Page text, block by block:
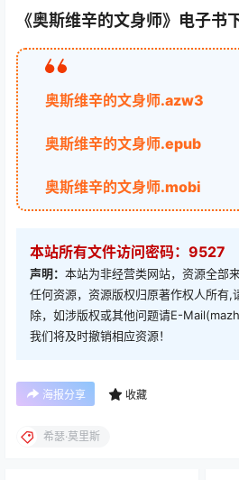
《奥斯维辛的文身师》电子书
奥斯维辛的文身师.azw3
奥斯维辛的文身师.epub
奥斯维辛的文身师.mobi
本站所有文件访问密码：9527
声明： 本站为非经营类网站，资源全部
任何资源，资源版权归原著作权人所有,
除，如涉版权或其他问题请E-
我们将及时撤销相应资源！
海报分享 收藏
希瑟·莫里斯